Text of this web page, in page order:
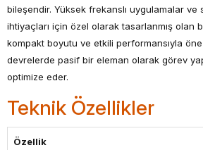
bileşendir. Yüksek frekanslı uygulamalar ve
ihtiyaçları için özel olarak tasarlanmış olan
kompakt boyutu ve etkili performansıyla öne
devrelerde pasif bir eleman olarak görev
optimize eder.
Teknik Özellikler
Özellik